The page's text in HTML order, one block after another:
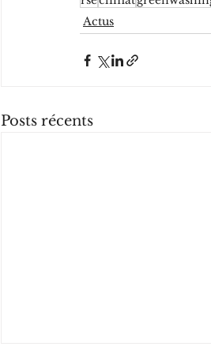
Actus
Posts récents